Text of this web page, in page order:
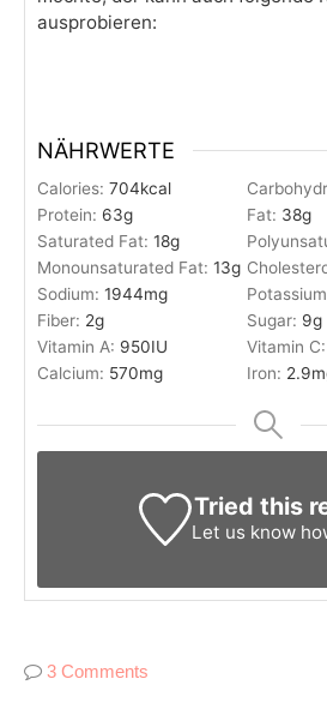
ausprobieren:
NÄHRWERTE
Calories: 704kcal
Protein: 63g Fat: 38g
Saturated Fat: 18g
Monounsaturated Fat: 13g
Sodium: 1944mg
Fiber: 2g Sugar: 9g
Vitamin A: 950IU Vitamin C:
Calcium: 570mg Iron: 2.9
Tried this
Let us know
3 Comments